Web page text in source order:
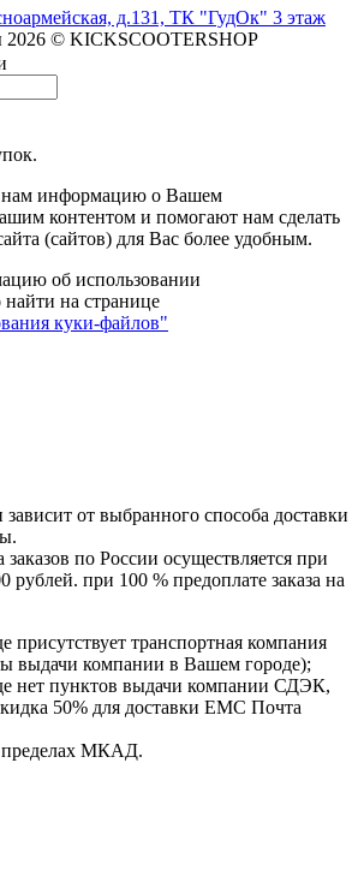
д.131, ТК "ГудОк" 3 этаж
2026 © KICKSCOOTERSHOP
информацию о Вашем
контентом и помогают нам сделать
(сайтов) для Вас более удобным.
об использовании
на странице
куки-файлов"
от выбранного способа доставки
заказов по России осуществляется при
рублей. при 100 % предоплате заказа на
присутствует транспортная компания
выдачи компании в Вашем городе);
нет пунктов выдачи компании СДЭК,
50% для доставки ЕМС Почта
МКАД.